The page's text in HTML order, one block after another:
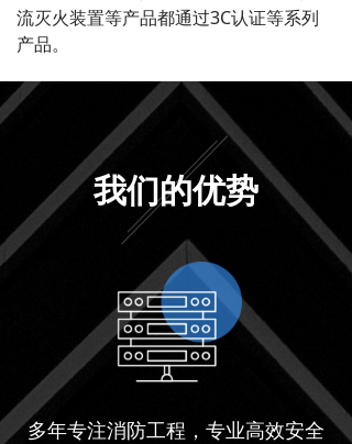
流灭火装置等产品都通过3C认证等系列
产品。
我们的优势
多年专注消防工程，专业高效安全
ABOUT US